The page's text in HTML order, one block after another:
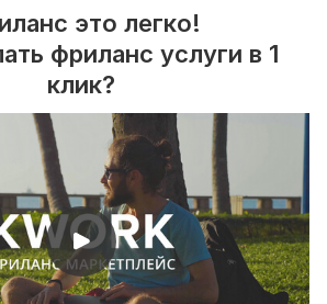
это легко!
фриланс услуги в 1
клик?